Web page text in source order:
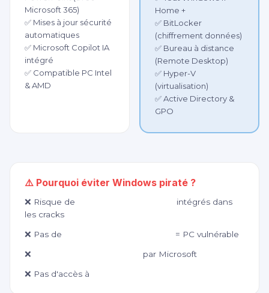
Microsoft 365)
✅ Mises à jour sécurité
automatiques
✅ Microsoft Copilot IA
intégré
✅ Compatible PC Intel
& AMD
Home +
✅ BitLocker
(chiffrement données)
✅ Bureau à distance
(Remote Desktop)
✅ Hyper-V
(virtualisation)
✅ Active Directory &
GPO
⚠️ Pourquoi éviter Windows piraté ?
❌ Risque de
intégrés dans
les cracks
❌ Pas de = PC vulnérable
❌ par Microsoft
❌ Pas d'accès à